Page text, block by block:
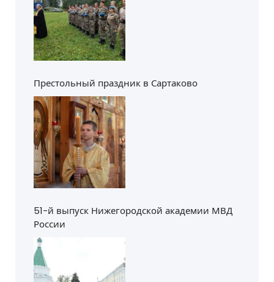
Престольный праздник в Сартаково
51-й выпуск Нижегородской академии МВД
России